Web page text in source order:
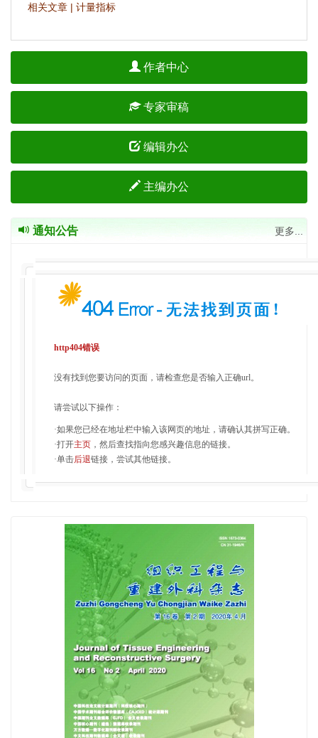
相关文章 | 计量指标
作者中心
专家审稿
编辑办公
主编办公
通知公告 更多...
http404错误
没有找到您要访问的页面，请检查您是否输入正确url。
请尝试以下操作：
·如果您已经在地址栏中输入该网页的地址，请确认其拼写正确。
·打开主页 ，然后查找指向您感兴趣信息的链接。
·单击后退链接，尝试其他链接。